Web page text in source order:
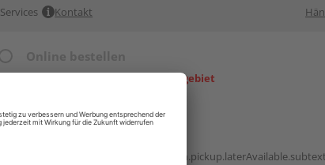
Services Kontakt
Online bestellen
Ihr Standort ist nicht im Liefergebiet
Beim Händler abholen
vue.ads.priceMerchantBox.option.pickup.laterAvailable.subtext